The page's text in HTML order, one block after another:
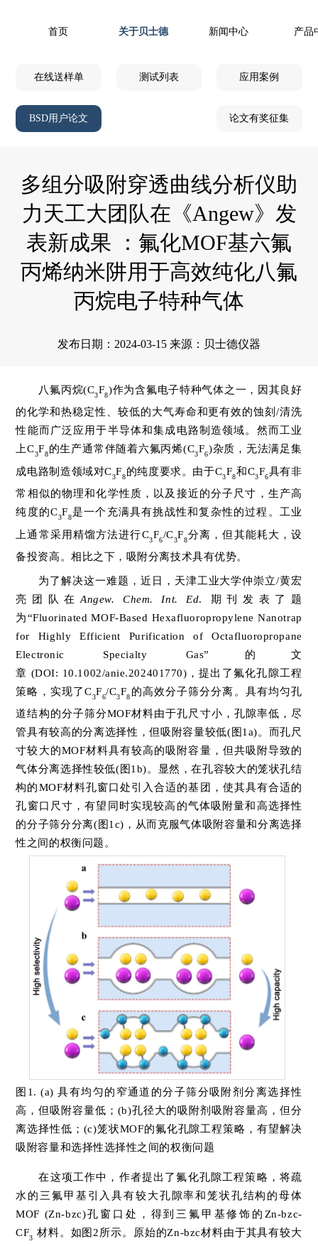
首页 关于贝士德 新闻中心 产品
在线送样单 测试列表 应用案例
BSD用户论文 论文有奖征集
多组分吸附穿透曲线分析仪助
力天工大团队在《Angew》发
表新成果 ：氟化MOF基六氟
丙烯纳米阱用于高效纯化八氟
丙烷电子特种气体
发布日期：2024-03-15 来源：贝士德仪器
八氟丙烷(C3F8)作为含氟电子特种气体之一，因其良好
的化学和热稳定性、较低的大气寿命和更有效的蚀刻/清洗
性能而广泛应用于半导体和集成电路制造领域。然而工业
上C3F8的生产通常伴随着六氟丙烯(C3F6)杂质，无法满足集
成电路制造领域对C3F8的纯度要求。由于C3F8和C3F6具有非
常相似的物理和化学性质，以及接近的分子尺寸，生产高
纯度的C3F8是一个充满具有挑战性和复杂性的过程。工业
上通常采用精馏方法进行C3F6/C3F8分离，但其能耗大，设
备投资高。相比之下，吸附分离技术具有优势。
为了解决这一难题，近日，天津工业大学仲崇立/黄宏
亮团队在Angew. Chem. Int. Ed. 期刊发表了题
为“Fluorinated MOF-Based Hexafluoropropylene Nanotrap
for Highly Efficient Purification of Octafluoropropane
Electronic Specialty Gas”的文
章 (DOI: 10.1002/anie.202401770)，提出了氟化孔隙工程
策略，实现了C3F6/C3F8 的高效分子筛分分离。具有均匀孔
道结构的分子筛分MOF材料由于孔尺寸小，孔隙率低，尽
管具有较高的分离选择性，但吸附容量较低(图1a)。而孔尺
寸较大的MOF材料具有较高的吸附容量，但共吸附导致的
气体分离选择性较低(图1b)。显然，在孔容较大的笼状孔结
构的MOF材料孔窗口处引入合适的基团，使其具有合适的
孔窗口尺寸，有望同时实现较高的气体吸附量和高选择性
的分子筛分分离(图1c)，从而克服气体吸附容量和分离选择
性之间的权衡问题。
图1. (a) 具有均匀的窄通道的分子筛分吸附剂分离选择性
高，但吸附容量低；(b)孔径大的吸附剂吸附容量高，但分
离选择性低；(c)笼状MOF的氟化孔隙工程策略，有望解决
吸附容量和选择性选择性之间的权衡问题
在这项工作中，作者提出了氟化孔隙工程策略，将疏
水的三氟甲基引入具有较大孔隙率和笼状孔结构的母体
MOF (Zn-bzc)孔窗口处，得到三氟甲基修饰的Zn-bzc-
CF3 材料。如图2所示。原始的Zn-bzc材料由于其具有较大